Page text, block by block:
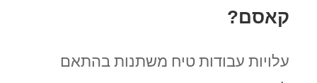
קאסם?
עלויות עבודות טיח משתנות בהתאם